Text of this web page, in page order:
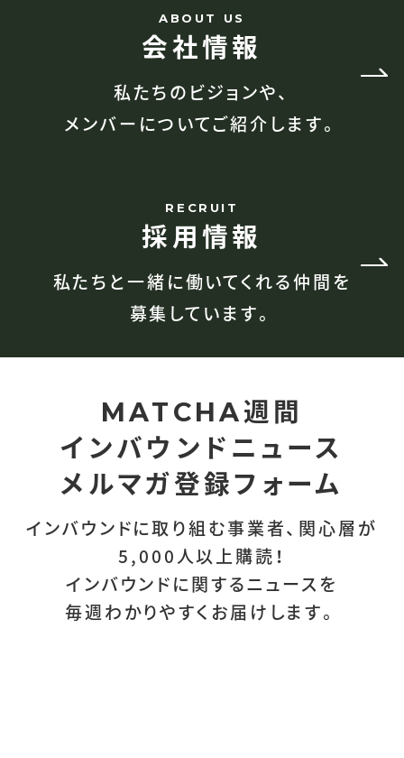
ABOUT US
会社情報
私たちのビジョンや、
メンバーについてご紹介します。
RECRUIT
採用情報
私たちと一緒に働いてくれる仲間を
募集しています。
MATCHA週間
インバウンドニュース
メルマガ登録フォーム
インバウンドに取り組む事業者、関心層が
5,000人以上購読！
インバウンドに関するニュースを
毎週わかりやすくお届けします。